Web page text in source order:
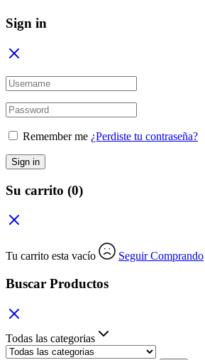
Sign in
Remember me ¿Perdiste tu contraseña?
Sign in
Su carrito (0)
Tu carrito esta vacío Seguir Comprando
Buscar Productos
Todas las categorias